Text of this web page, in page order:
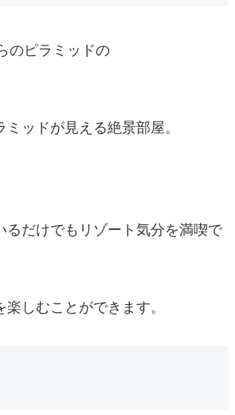
ッドが見える絶景部屋。
るだけでもリゾート気分を満喫で
しむことができます。